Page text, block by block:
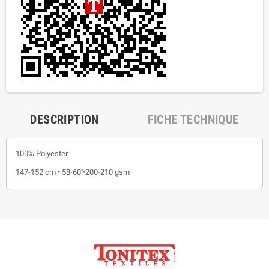
DESCRIPTION FICHE TECHNIQUE
100% Polyester
147-152 cm • 58-60''•200-210 gsm